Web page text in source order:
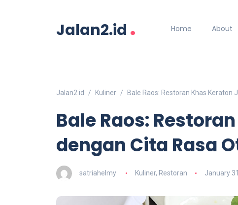
Jalan2.id . Home About
Jalan2.id Kuliner Bale Raos: Restoran Khas Keraton
Bale Raos:
dengan Cita Rasa
satriahelmy Kuliner, Restoran January